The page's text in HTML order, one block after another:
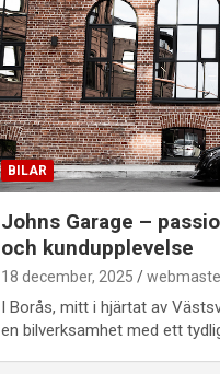
BILAR
Johns Garage –
och kundupplevelse
18 december, 2025
I Borås, mitt i hjärtat av
en bilverksamhet med ett